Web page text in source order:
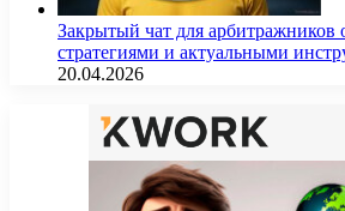
Закрытый чат для
стратегиями и актуальными
20.04.2026